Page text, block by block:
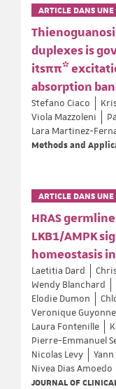
ARTICLE DANS
duplexes is
itsππ*
absorption
Stefano Ciaco
Viola Mazzoleni
Lara Martinez-
Methods and
ARTICLE DANS
HRAS
LKB1/AMPK
homeostasis
Laetitia Dard
Wendy Blanchard
Elodie Dumon
Veronique
Laura Fontenille
Pierre-Emmanuel
Nicolas Levy
Nivea Dias Amoedo
JOURNAL OF